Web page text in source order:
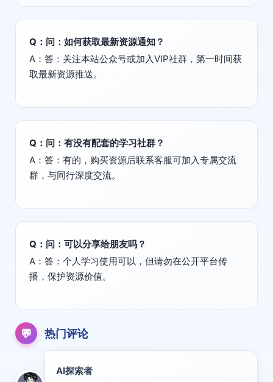
Q：问：如何获取最新资源通知？
A：答：关注本站公众号或加入VIP社群，第一时间获
取最新资源推送。
Q：问：有没有配套的学习社群？
A：答：有的，购买资源后联系客服可加入专属交流
群，与同行深度交流。
Q：问：可以分享给朋友吗？
A：答：个人学习使用可以，但请勿在公开平台传
播，保护资源价值。
💬 热门评论
AI探索者